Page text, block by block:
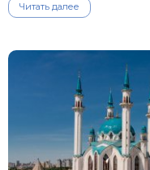
Читать далее